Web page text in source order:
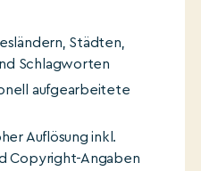
Städten,
Schlagworten
aufgearbeitete
Auflösung inkl.
Copyright-Angaben